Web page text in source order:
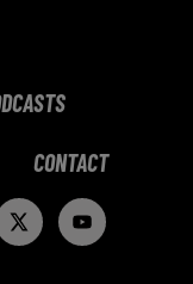
CONTACT